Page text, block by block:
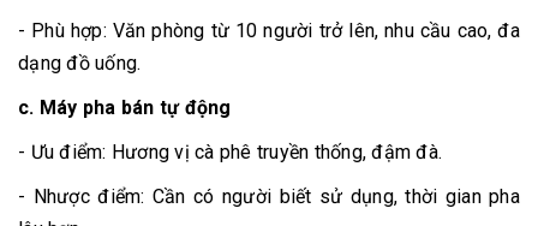
- Phù hợp: Văn phòng từ 10 người trở lên, nhu cầu cao, đa
dạng đồ uống.
c. Máy pha bán tự động
- Ưu điểm: Hương vị cà phê truyền thống, đậm đà.
- Nhược điểm: Cần có người biết sử dụng, thời gian pha